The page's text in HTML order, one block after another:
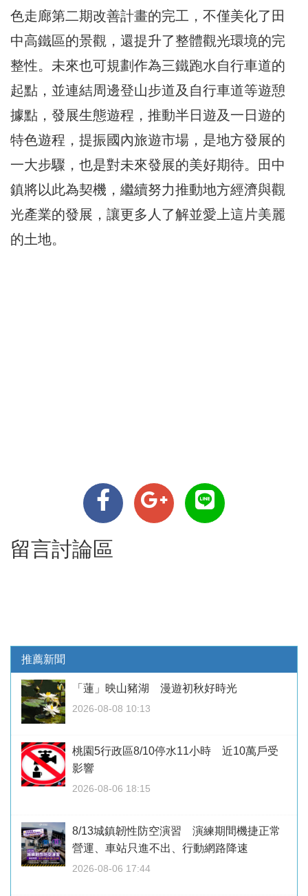
色走廊第二期改善計畫的完工，不僅美化了田
中高鐵區的景觀，還提升了整體觀光環境的完
整性。未來也可規劃作為三鐵跑水自行車道的
起點，並連結周邊登山步道及自行車道等遊憩
據點，發展生態遊程，推動半日遊及一日遊的
特色遊程，提振國內旅遊市場，是地方發展的
一大步驟，也是對未來發展的美好期待。田中
鎮將以此為契機，繼續努力推動地方經濟與觀
光產業的發展，讓更多人了解並愛上這片美麗
的土地。
留言討論區
推薦新聞
「蓮」映山豬湖 漫遊初秋好時光
2026-08-08 10:13
桃園5行政區8/10停水11小時 近10萬戶受
影響
2026-08-06 18:15
8/13城鎮韌性防空演習 演練期間機捷正常
營運、車站只進不出、行動網路降速
2026-08-06 17:44